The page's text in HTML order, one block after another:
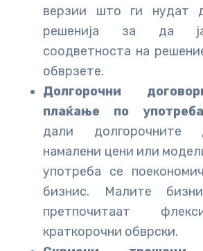
верзии што ги нудат
решенија за да
соодветноста на
обврзете.
Долгорочни
плаќање по
дали долгорочните
намалени цени или
употреба се
бизнис. Малите
претпочитаат
краткорочни обврски.